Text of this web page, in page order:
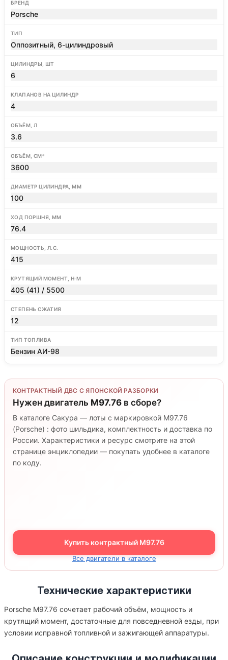
БРЕНД
Porsche
ТИП
Оппозитный, 6-цилиндровый
ЦИЛИНДРЫ, ШТ
6
КЛАПАНОВ НА ЦИЛИНДР
4
ОБЪЁМ, Л
3.6
ОБЪЁМ, СМ³
3600
ДИАМЕТР ЦИЛИНДРА, ММ
100
ХОД ПОРШНЯ, ММ
76.4
МОЩНОСТЬ, Л.С.
415
КРУТЯЩИЙ МОМЕНТ, Н·М
405 (41) / 5500
СТЕПЕНЬ СЖАТИЯ
12
ТИП ТОПЛИВА
Бензин АИ-98
КОНТРАКТНЫЙ ДВС С ЯПОНСКОЙ РАЗБОРКИ
Нужен двигатель M97.76 в сборе?
В каталоге Сакура — лоты с маркировкой M97.76
(Porsche) : фото шильдика, комплектность и доставка по
России. Характеристики и ресурс смотрите на этой
странице энциклопедии — покупать удобнее в каталоге
по коду.
Купить контрактный M97.76
Все двигатели в каталоге
Технические характеристики
Porsche M97.76 сочетает рабочий объём, мощность и
крутящий момент, достаточные для повседневной езды, при
условии исправной топливной и зажигающей аппаратуры.